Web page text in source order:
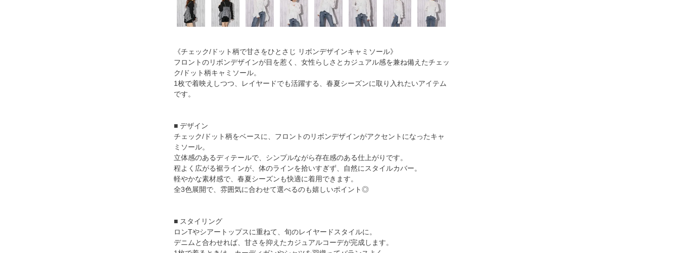
《チェック/ドット柄で甘さをひとさじ リボンデザインキャミソール》
フロントのリボンデザインが目を惹く、女性らしさとカジュアル感を兼ね備えたチェッ
ク/ドット柄キャミソール。
1枚で着映えしつつ、レイヤードでも活躍する、春夏シーズンに取り入れたいアイテム
です。
■ デザイン
チェック/ドット柄をベースに、フロントのリボンデザインがアクセントになったキャ
ミソール。
立体感のあるディテールで、シンプルながら存在感のある仕上がりです。
程よく広がる裾ラインが、体のラインを拾いすぎず、自然にスタイルカバー。
軽やかな素材感で、春夏シーズンも快適に着用できます。
全3色展開で、雰囲気に合わせて選べるのも嬉しいポイント◎
■ スタイリング
ロンTやシアートップスに重ねて、旬のレイヤードスタイルに。
デニムと合わせれば、甘さを抑えたカジュアルコーデが完成します。